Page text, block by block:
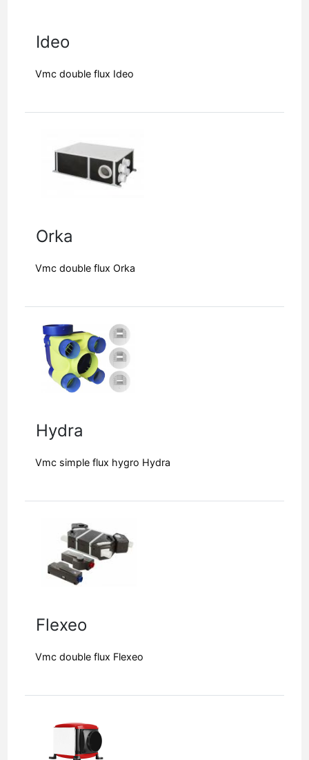
Ideo
Vmc double flux Ideo
Orka
Vmc double flux Orka
Hydra
Vmc simple flux hygro Hydra
Flexeo
Vmc double flux Flexeo